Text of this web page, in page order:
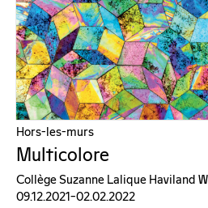
Hors-les-murs
Multicolore
Collège Suzanne Lalique Haviland
09.12.2021–02.02.2022